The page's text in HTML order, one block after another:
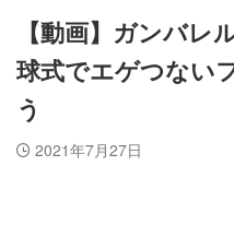
【動画】ガンバレ
球式でエゲつない
う
2021年7月27日